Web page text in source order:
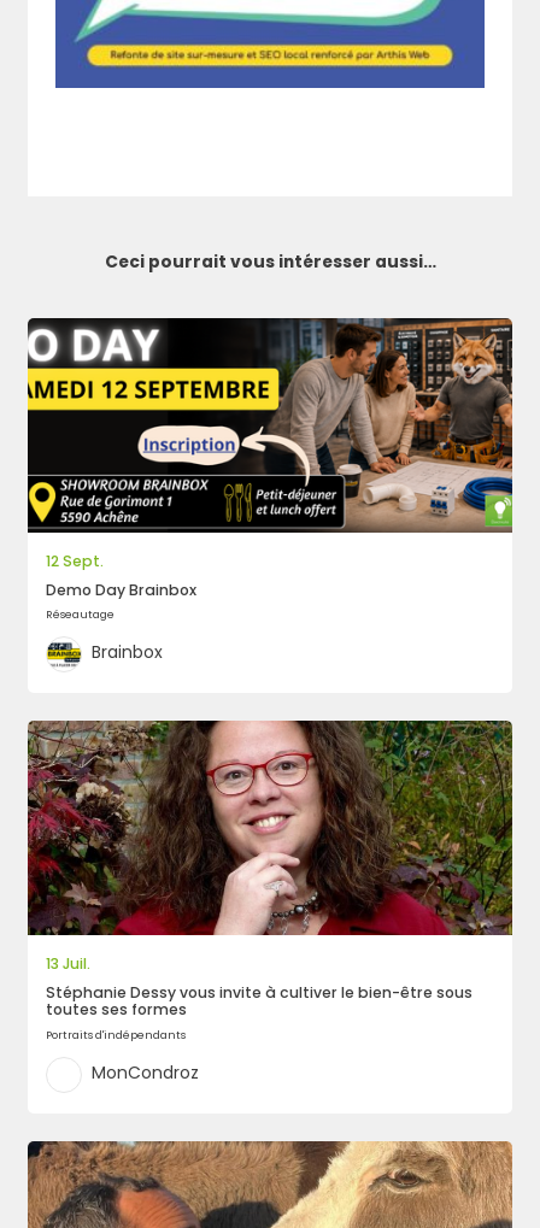
Ceci pourrait vous intéresser aussi…
12 Sept.
Demo Day Brainbox
Réseautage
Brainbox
13 Juil.
Stéphanie Dessy vous invite à cultiver le bien-être sous
toutes ses formes
Portraits d'indépendants
MonCondroz